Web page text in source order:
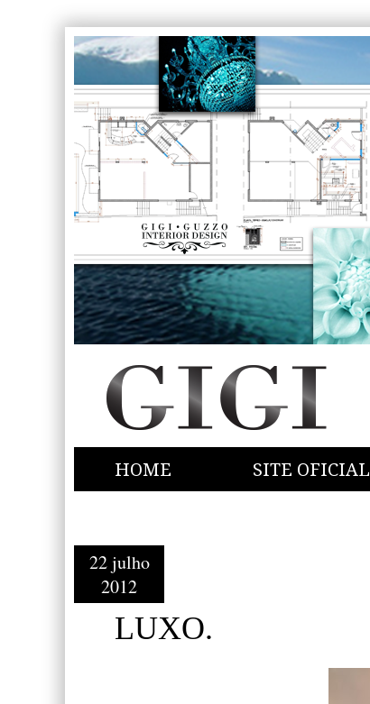
HOME SITE OFICIAL
22 julho
2012
LUXO.